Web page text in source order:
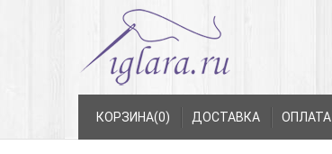
КОРЗИНА(0) ДОСТАВКА ОПЛАТА